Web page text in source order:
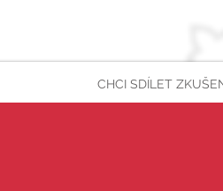
CHCI SDÍLET